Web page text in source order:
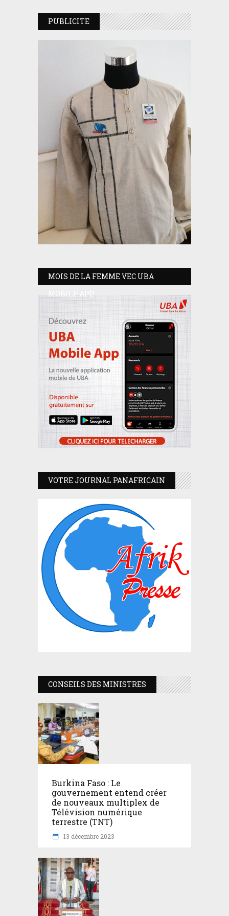
PUBLICITE
MOIS DE LA FEMME VEC UBA
MOBILE APP
VOTRE JOURNAL PANAFRICAIN
CONSEILS DES MINISTRES
Burkina Faso : Le
gouvernement entend créer
de nouveaux multiplex de
Télévision numérique
terrestre (TNT)
13 décembre 2023